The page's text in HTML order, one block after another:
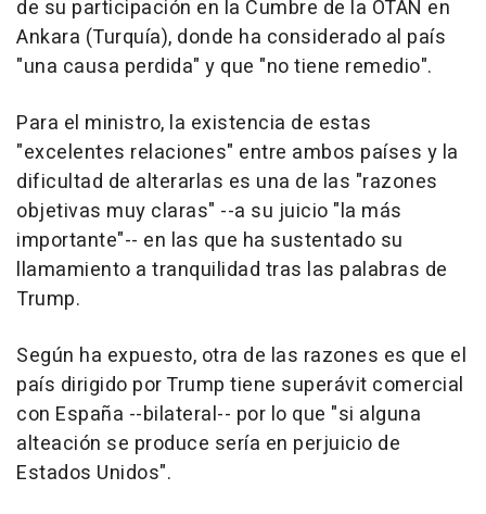
de su participación en la Cumbre de la OTAN en
Ankara (Turquía), donde ha considerado al país
"una causa perdida" y que "no tiene remedio".
Para el ministro, la existencia de estas
"excelentes relaciones" entre ambos países y la
dificultad de alterarlas es una de las "razones
objetivas muy claras" --a su juicio "la más
importante"-- en las que ha sustentado su
llamamiento a tranquilidad tras las palabras de
Trump.
Según ha expuesto, otra de las razones es que el
país dirigido por Trump tiene superávit comercial
con España --bilateral-- por lo que "si alguna
alteación se produce sería en perjuicio de
Estados Unidos".